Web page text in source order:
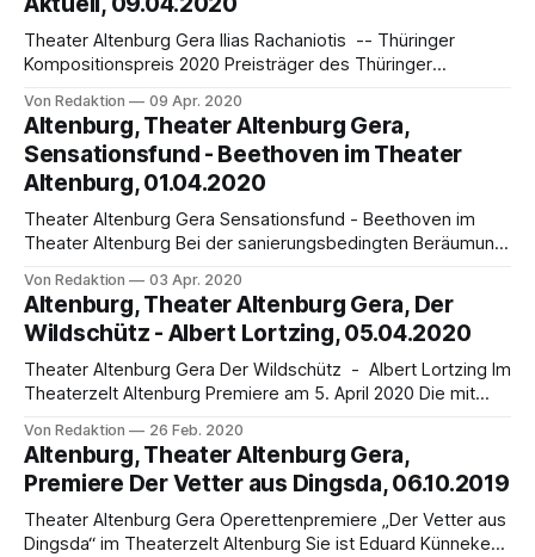
Saarländischen Staatstheater Saarbrücken, in anderer
Funktion an anderen bedeutenden Theatern. Birgit
Theater Altenburg Gera Ilias Rachaniotis -- Thüringer
Kompositionspreis 2020 Preisträger des Thüringer
Kompositionsauftrag für das Philharmonische Orchester
Altenburg Gera Der in Weimar lebende und aus
Griechenland stammende Komponist Ilias Rachaniotis
konnte sich gegen seine Mitbewerber um den Thüringer
Kompositionspreis 2020 durchsetzen. Dieser Preis wurde
von
Von Redaktion 09 Apr. 2020
Altenburg, Theater Altenburg Gera,
Sensationsfund - Beethoven im Theater
Altenburg, 01.04.2020
Theater Altenburg Gera Sensationsfund - Beethoven im
Theater Altenburg Bei der sanierungsbedingten Beräumung
mit Widmung aus der Feder Ludwig van Beethovens
aufgetaucht. Forscher datieren den Sensationsfund auf den
Sommer 1796, als Beethoven rund um Leipzig auf
Anstellungssuche war und auch bei der
Von Redaktion 03 Apr. 2020
Altenburg, Theater Altenburg Gera, Der
Wildschütz - Albert Lortzing, 05.04.2020
Theater Altenburg Gera Der Wildschütz - Albert Lortzing Im
Theaterzelt Altenburg Premiere am 5. April 2020 Die mit
Spieloper von Albert Lortzing wurde 1842 in Leipzig
uraufgeführt und ist erstmals seit 1985 wieder in Altenburg
zu erleben. Premiere hat die neue Inszenierung von Michael
Dissmeier
Von Redaktion 26 Feb. 2020
Altenburg, Theater Altenburg Gera,
Premiere Der Vetter aus Dingsda, 06.10.2019
Theater Altenburg Gera Operettenpremiere „Der Vetter aus
Dingsda“ im Theaterzelt Altenburg Sie ist Eduard Künnekes